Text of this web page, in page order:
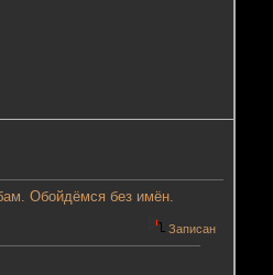
Обойдёмся без имён.
Записан